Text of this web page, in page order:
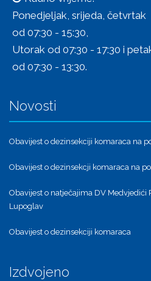
Ponedjeljak, srijeda, četvrtak
od 07:30 - 15:30,
Utorak od 07:30 - 17:30 i
od 07:30 - 13:30.
Novosti
Obavijest o dezinsekciji komaraca na
Obavijest o dezinsekcji komaraca na
Obavijest o natječajima DV Medvjedići
Lupoglav
Obavijest o dezinsekciji komaraca
Izdvojeno